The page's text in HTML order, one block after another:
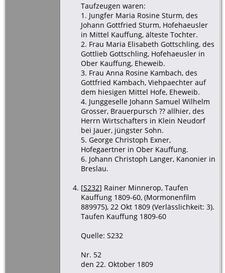
Taufzeugen waren:
1. Jungfer Maria Rosine Sturm, des
Johann Gottfried Sturm, Hofehaeusler
in Mittel Kauffung, älteste Tochter.
2. Frau Maria Elisabeth Gottschling, des
Gottlieb Gottschling, Hofehaeusler in
Ober Kauffung, Eheweib.
3. Frau Anna Rosine Kambach, des
Gottfried Kambach, Viehpaechter auf
dem hiesigen Mittel Hofe, Eheweib.
4. Junggeselle Johann Samuel Wilhelm
Grosser, Brauerpursch ?? allhier, des
Herrn Wirtschafters in Klein Neudorf
bei Jauer, jüngster Sohn.
5. George Christoph Exner,
Hofegaertner in Ober Kauffung.
6. Johann Christoph Langer, Kanonier in
Breslau.
[S232] Rainer Minnerop, Taufen
Kauffung 1809-60, (Mormonenfilm
889975), 22 Okt 1809 (Verlässlichkeit: 3).
Taufen Kauffung 1809-60
Quelle: S232
Nr. 52
den 22. Oktober 1809